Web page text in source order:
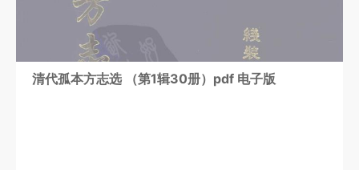
清代孤本方志选 （第1辑30册）pdf 电子版